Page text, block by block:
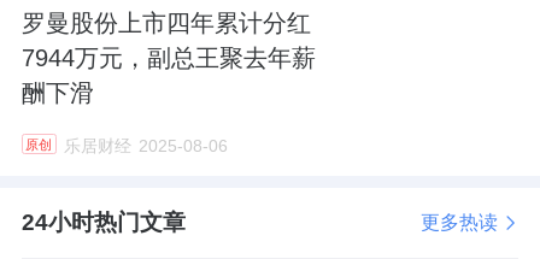
罗曼股份上市四年累计分红
7944万元，副总王聚去年薪
酬下滑
原创 乐居财经 2025-08-06
24小时热门文章 更多热读